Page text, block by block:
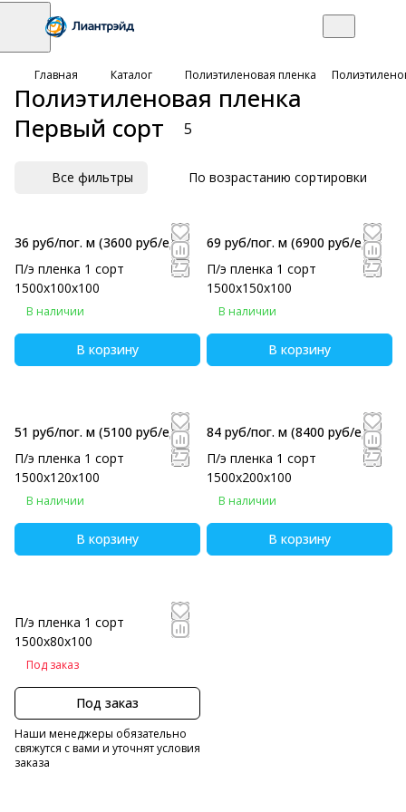
Главная Каталог Полиэтиленовая пленка
Полиэтиленовая пленка
Первый сорт
5
Все фильтры По возрастанию сортировки
36 руб/пог. м (3600 руб/eд)
П/э пленка 1 сорт
1500х100х100
В наличии
В корзину
69 руб/пог. м (6900 руб/eд)
П/э пленка 1 сорт
1500х150х100
В наличии
В корзину
51 руб/пог. м (5100 руб/eд)
П/э пленка 1 сорт
1500х120х100
В наличии
В корзину
84 руб/пог. м (8400 руб/eд)
П/э пленка 1 сорт
1500х200х100
В наличии
В корзину
П/э пленка 1 сорт
1500х80х100
Под заказ
Под заказ
Наши менеджеры обязательно
свяжутся с вами и уточнят условия
заказа